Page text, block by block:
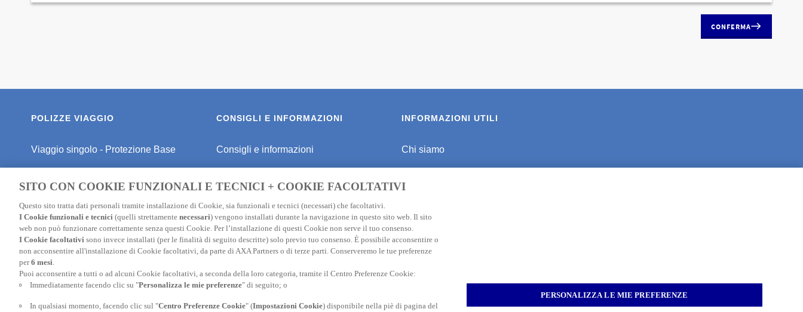
promozionale
CONFERMA
POLIZZE VIAGGIO
Viaggio singolo - Protezione Base
Polizza Studenti
Polizza Sci
Polizza annuale
CONSIGLI E INFORMAZIONI
Consigli e informazioni
Assicurazione Viaggio Giappone
Assicurazione Viaggio Thailandia
Assicurazione Viaggio USA
Assicurazione Viaggio ASIA
INFORMAZIONI UTILI
Chi siamo
FAQ
Informativa Cookie
Dati societari
SITO CON COOKIE FUNZIONALI E TECNICI + COOKIE FACOLTATIVI
Questo sito tratta dati personali tramite installazione di Cookie, sia funzionali e tecnici (necessari) che facoltativi.
I Cookie funzionali e tecnici (quelli strettamente necessari) vengono installati durante la navigazione in questo sito web. Il sito
web non può funzionare correttamente senza questi Cookie. Per l’installazione di questi Cookie non serve il tuo consenso.
I Cookie facoltativi sono invece installati (per le finalità di seguito descritte) solo previo tuo consenso. È possibile acconsentire o
non acconsentire all'installazione di Cookie facoltativi, da parte di AXA Partners o di terze parti. Conserveremo le tue preferenze
per6 mesi.
Puoi acconsentire a tutti o ad alcuni Cookie facoltativi, a seconda della loro categoria, tramite il Centro Preferenze Cookie:
Immediatamente facendo clic su "Personalizza le mie preferenze" di seguito; o
In qualsiasi momento, facendo clic sul "Centro Preferenze Cookie" (Impostazioni Cookie) disponibile nella piè di pagina del
PERSONALIZZA LE MIE PREFERENZE